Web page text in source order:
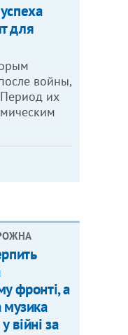
для
войны,
их
фронті, а
музика
війні за